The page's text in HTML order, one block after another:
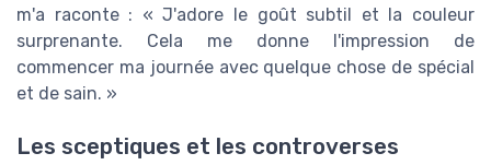
m'a raconte : « J'adore le goût subtil et la couleur
surprenante. Cela me donne l'impression de
commencer ma journée avec quelque chose de spécial
et de sain. »
Les sceptiques et les controverses